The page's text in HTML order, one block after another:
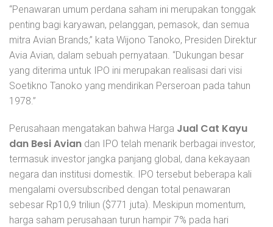
“Penawaran umum perdana saham ini merupakan tonggak
penting bagi karyawan, pelanggan, pemasok, dan semua
mitra Avian Brands,” kata Wijono Tanoko, Presiden Direktur
Avia Avian, dalam sebuah pernyataan. “Dukungan besar
yang diterima untuk IPO ini merupakan realisasi dari visi
Soetikno Tanoko yang mendirikan Perseroan pada tahun
1978.”
Perusahaan mengatakan bahwa Harga Jual Cat Kayu
dan Besi Avian dan IPO telah menarik berbagai investor,
termasuk investor jangka panjang global, dana kekayaan
negara dan institusi domestik. IPO tersebut beberapa kali
mengalami oversubscribed dengan total penawaran
sebesar Rp10,9 triliun ($771 juta). Meskipun momentum,
harga saham perusahaan turun hampir 7% pada hari